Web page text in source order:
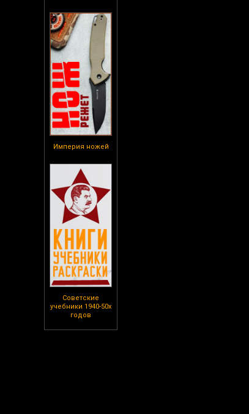
Империя ножей
Советские
учебники 1940-50х
годов